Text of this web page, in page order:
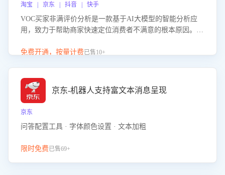
淘宝 | 京东 | 抖音 | 快手
VOC买家非满评价分析是一款基于AI大模型的智能分析应
用，致力于帮助商家快速定位消费者不满意的根本原因。该
客服原因或其它部门原因，明确责任归属，提供可落地的改
改，有效提升客户满意度和店铺整体服务质量。
免费开通，按量计费已售10+
京东-机器人支持富文本消息呈现
京东
问答配置工具 · 字体颜色设置 · 文本加粗
限时免费已售69+